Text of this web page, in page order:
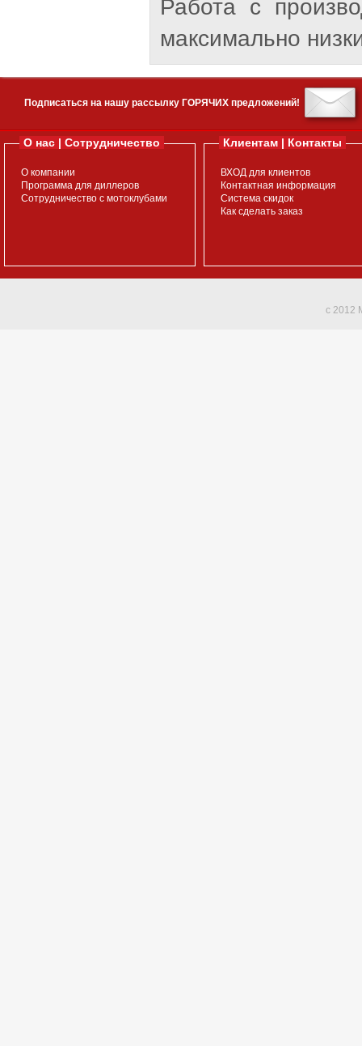
Работа с
максимально
Подписаться на нашу рассылку ГОРЯЧИХ предложений!
О нас | Сотрудничество
О компании
Программа для диллеров
Сотрудничество с мотоклубами
Клиентам | Контакты
ВХОД для клиентов
Контактная информация
Система скидок
Как сделать заказ
c 2012